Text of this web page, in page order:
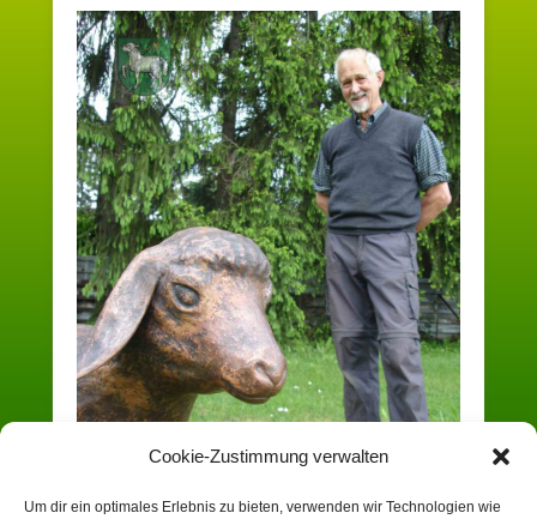
Cookie-Zustimmung verwalten
Um dir ein optimales Erlebnis zu bieten, verwenden wir Technologien wie